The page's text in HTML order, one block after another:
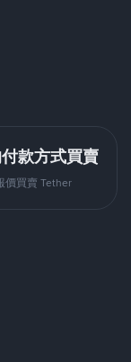
款方式買賣
價買賣 Tether